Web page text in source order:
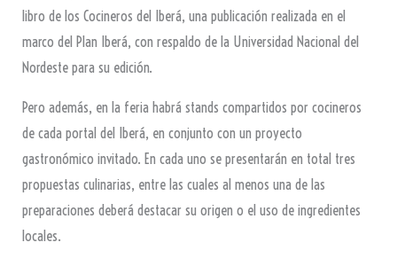
libro de los Cocineros del Iberá, una publicación realizada en el
marco del Plan Iberá, con respaldo de la Universidad Nacional del
Nordeste para su edición.
Pero además, en la feria habrá stands compartidos por cocineros
de cada portal del Iberá, en conjunto con un proyecto
gastronómico invitado. En cada uno se presentarán en total tres
propuestas culinarias, entre las cuales al menos una de las
preparaciones deberá destacar su origen o el uso de ingredientes
locales.